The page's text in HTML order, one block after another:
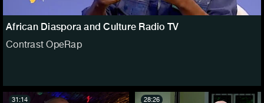
African Diaspora and Culture Radio TV
Contrast OpeRap
31:14 28:26